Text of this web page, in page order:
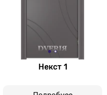
Некст 1